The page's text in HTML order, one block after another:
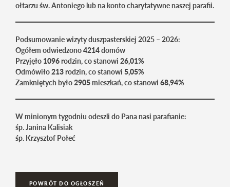
ołtarzu św. Antoniego lub na konto charytatywne naszej parafii.
Podsumowanie wizyty duszpasterskiej 2025 – 2026:
Ogółem odwiedzono4214domów
Przyjęło 1096rodzin, co stanowi 26,01%
Odmówiło213rodzin, co stanowi 5,05%
Zamkniętych było2905mieszkań, co stanowi 68,94%
W minionym tygodniu odeszli do Pana nasi parafianie:
śp. Janina Kalisiak
śp. Krzysztof Połeć
POWRÓT DO OGŁOSZEŃ